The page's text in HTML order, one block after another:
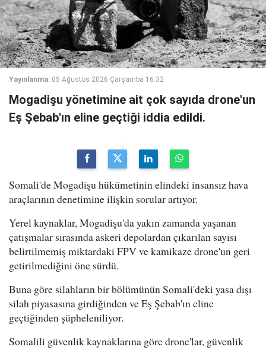
Yayınlanma: 05 Ağustos 2026 Çarşamba 16:32
Mogadişu yönetimine ait çok sayıda drone'un
Eş Şebab'ın eline geçtiği iddia edildi.
Somali'de Mogadişu hükümetinin elindeki insansız hava
araçlarının denetimine ilişkin sorular artıyor.
Yerel kaynaklar, Mogadişu'da yakın zamanda yaşanan
çatışmalar sırasında askeri depolardan çıkarılan sayısı
belirtilmemiş miktardaki FPV ve kamikaze drone'un geri
getirilmediğini öne sürdü.
Buna göre silahların bir bölümünün Somali'deki yasa dışı
silah piyasasına girdiğinden ve Eş Şebab'ın eline
geçtiğinden şüpheleniliyor.
Somalili güvenlik kaynaklarına göre drone'lar, güvenlik